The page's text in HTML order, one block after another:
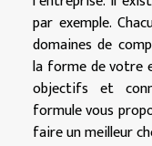
par exemple.
domaines de
la forme de votre
objectifs et
formule vous
faire un meilleur